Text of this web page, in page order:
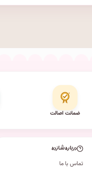
ضمانت اصالت
درباره شازده
تماس با ما